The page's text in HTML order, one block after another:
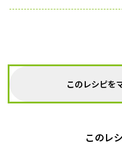
このレシピを
このレ